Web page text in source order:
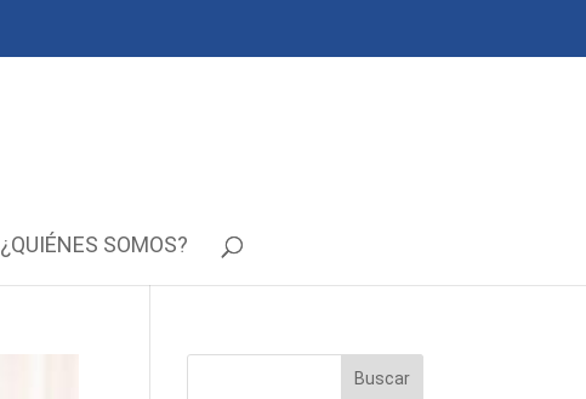
¿QUIÉNES SOMOS?